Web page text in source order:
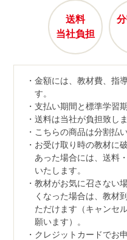
送料
当社負担
金額には、教材費、指
す。
支払い期間と標準学習
送料は当社が負担致しま
こちらの商品は分割払
お受け取り時の教材に
あった場合には、送料
いたします。
教材がお気に召さない
くなった場合は、教材
ただけます（キャンセ
願います）。
クレジットカードでお